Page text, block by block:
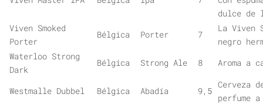
dulce de
Viven Smoked
Porter
Bélgica Porter 7
La Viven
negro
Waterloo Strong
Dark
Bélgica Strong Ale 8 Aroma a
Westmalle Dubbel Bélgica Abadía 9,5
Cerveza
perfume